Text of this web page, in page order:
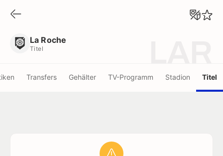
La Roche
Titel
Transfers Gehälter TV-Programm Stadion Titel